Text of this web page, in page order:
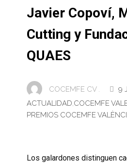
Javier Copoví,
Cutting y
QUAES
COCEMFE CV .
9
ACTUALIDAD,COCEMFE
PREMIOS COCEMFE
Los galardones distinguen